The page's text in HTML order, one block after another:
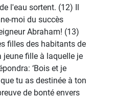
l'eau sortent. (12) Il
moi du succès
Abraham! (13)
filles des habitants de
jeune fille à laquelle je
‘Bois et je
tu as destinée à ton
de bonté envers